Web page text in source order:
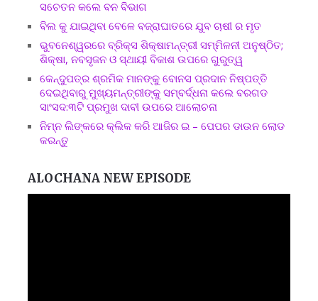
ସଚେତନ କଲେ ବନ ବିଭାଗ
ବିଲ କୁ ଯାଇଥିବା ବେଳେ ବଜ୍ରାଘାତରେ ଯୁବ ଚାଷୀ ର ମୃତ
ଭୁବନେଶ୍ୱରରେ ବ୍ରିକ୍ସ ଶିକ୍ଷାମନ୍ତ୍ରୀ ସମ୍ମିଳନୀ ଅନୁଷ୍ଠିତ;
ଶିକ୍ଷା, ନବସୃଜନ ଓ ସ୍ଥାୟୀ ବିକାଶ ଉପରେ ଗୁରୁତ୍ୱ
କେନ୍ଦୁପତ୍ର ଶ୍ରମିକ ମାନଙ୍କୁ ବୋନସ ପ୍ରଦାନ ନିଷ୍ପତ୍ତି
ଦେଇଥିବାରୁ ମୁଖ୍ୟମନ୍ତ୍ରୀଙ୍କୁ ସମ୍ବର୍ଦ୍ଧନା କଲେ ବରଗଡ
ସାଂସଦ:୩ଟି ପ୍ରମୁଖ ଦାବୀ ଉପରେ ଆଲୋଚନା
ନିମ୍ନ ଲିଙ୍କରେ କ୍ଲିକ କରି ଆଜିର ଇ – ପେପର ଡାଉନ ଲୋଡ
କରନ୍ତୁ
ALOCHANA NEW EPISODE